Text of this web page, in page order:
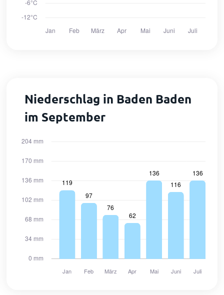
Niederschlag in Baden Baden
im September